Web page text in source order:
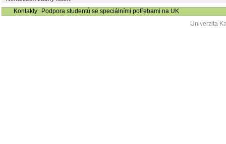
Kontakty
Podpora studentů se speciálními potřebami na UK
Univerzita